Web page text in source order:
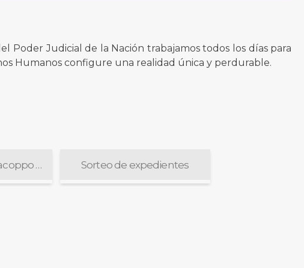
Poder Judicial de la Nación trabajamos todos los días para
Humanos configure una realidad única y perdurable.
Juró la Dra. Silvia Giacoppo como integrante del Consejo de la Magistratura Nacional Sorteo de expedientes